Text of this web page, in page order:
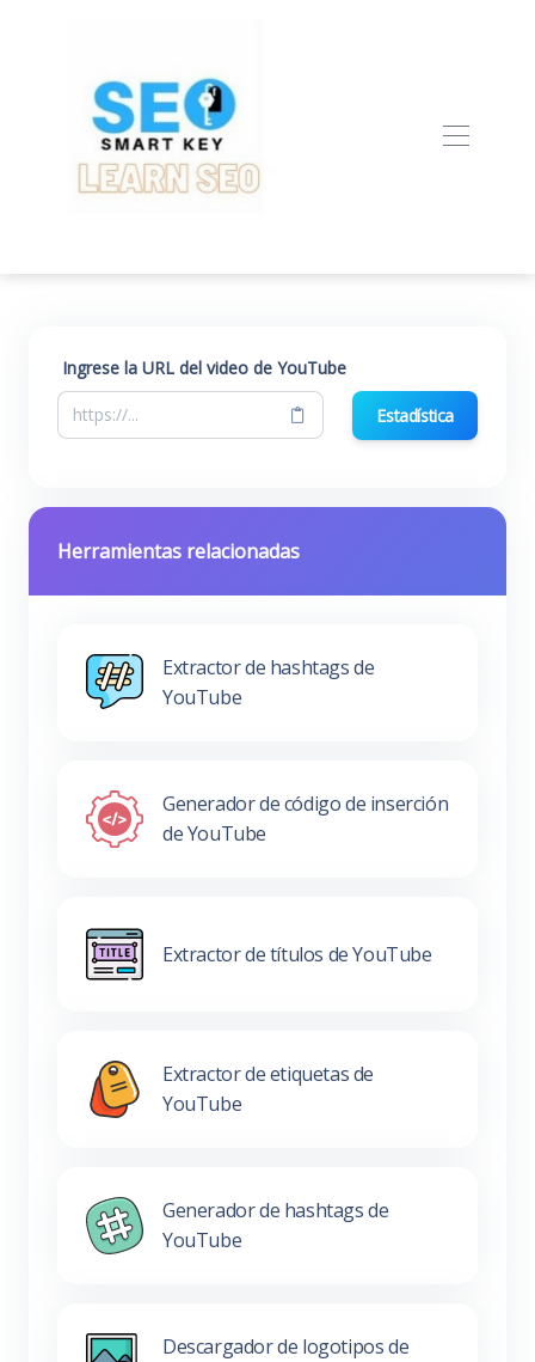
Ingrese la URL del video de YouTube
Estadística
Herramientas relacionadas
Extractor de hashtags de
YouTube
Generador de código de inserción
de YouTube
Extractor de títulos de YouTube
Extractor de etiquetas de
YouTube
Generador de hashtags de
YouTube
Descargador de logotipos de